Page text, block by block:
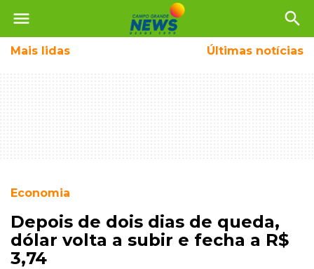
menu search
Mais lidas Últimas notícias
Economia
Depois de dois dias de queda,
dólar volta a subir e fecha a R$
3,74